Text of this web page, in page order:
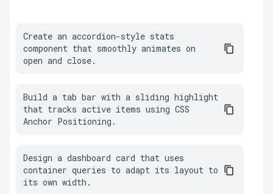
Create an accordion-style stats
component that smoothly animates on
open and close.
Build a tab bar with a sliding highlight
that tracks active items using CSS
Anchor Positioning.
Design a dashboard card that uses
container queries to adapt its layout to
its own width.